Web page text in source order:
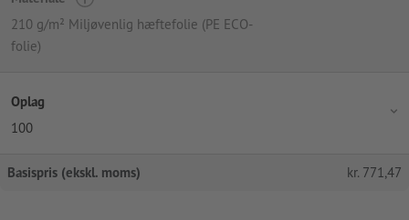
210 g/m² Miljøvenlig hæftefolie (PE ECO-
folie)
Oplag
100
Basispris (ekskl. moms) kr. 771,47